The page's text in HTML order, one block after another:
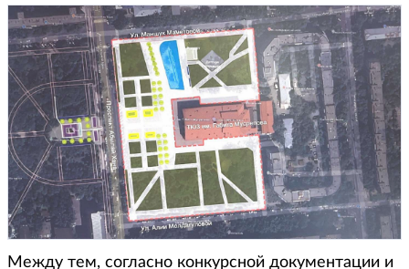
Между тем, согласно конкурсной документации и